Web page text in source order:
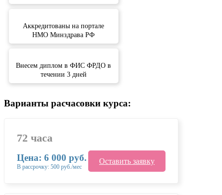
Аккредитованы на портале
НМО Минздрава РФ
Внесем диплом в ФИС ФРДО в
течении 3 дней
Варианты расчасовки курса:
72 часа
Цена: 6 000 руб.
В рассрочку: 500 руб./мес
Оставить заявку